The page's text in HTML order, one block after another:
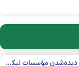
ثبت‌نام در اطلس خیر ایران؛ فرصتی برای معرفی و دیده‌شدن مؤسسات نیکوکاری